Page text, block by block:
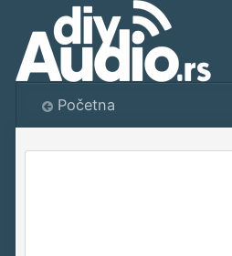
Početna